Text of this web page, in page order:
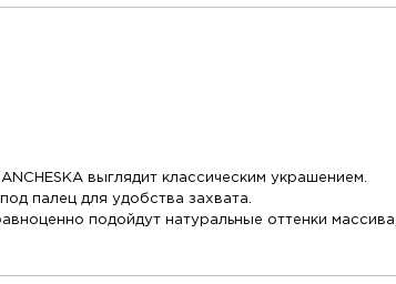
выглядит классическим украшением.
палец для удобства захвата.
подойдут натуральные оттенки